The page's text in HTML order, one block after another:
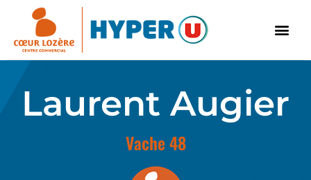
Laurent Augier
Vache 48